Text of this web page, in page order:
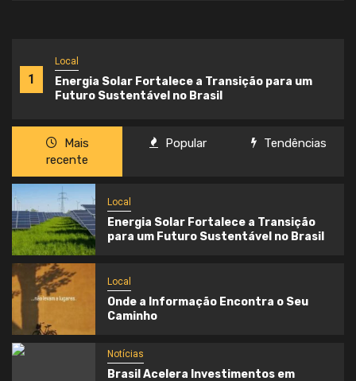
1
Local
Energia Solar Fortalece a Transição para um
Futuro Sustentável no Brasil
Mais
recente
Popular Tendências
Local
Energia Solar Fortalece a Transição
para um Futuro Sustentável no Brasil
Local
Onde a Informação Encontra o Seu
Caminho
Notícias
Brasil Acelera Investimentos em